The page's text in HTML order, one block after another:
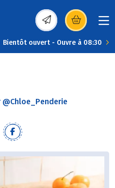
(s’ouvre dans une
Bientôt ouvert - Ouvre à 08:30